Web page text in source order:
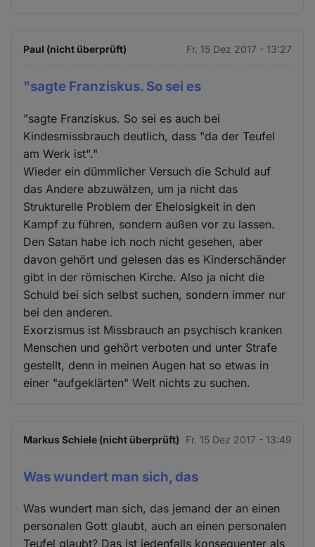
Paul (nicht überprüft) Fr. 15 Dez 2017 - 13:27
"sagte Franziskus. So sei es
"sagte Franziskus. So sei es auch bei
Kindesmissbrauch deutlich, dass "da der Teufel
am Werk ist"."
Wieder ein dümmlicher Versuch die Schuld auf
das Andere abzuwälzen, um ja nicht das
Strukturelle Problem der Ehelosigkeit in den
Kampf zu führen, sondern außen vor zu lassen.
Den Satan habe ich noch nicht gesehen, aber
davon gehört und gelesen das es Kinderschänder
gibt in der römischen Kirche. Also ja nicht die
Schuld bei sich selbst suchen, sondern immer nur
bei den anderen.
Exorzismus ist Missbrauch an psychisch kranken
Menschen und gehört verboten und unter Strafe
gestellt, denn in meinen Augen hat so etwas in
einer "aufgeklärten" Welt nichts zu suchen.
Markus Schiele (nicht überprüft) Fr. 15 Dez 2017 - 13:49
Was wundert man sich, das
Was wundert man sich, das jemand der an einen
personalen Gott glaubt, auch an einen personalen
Teufel glaubt? Das ist jedenfalls konsequenter als